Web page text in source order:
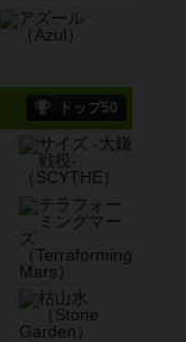
トップ50